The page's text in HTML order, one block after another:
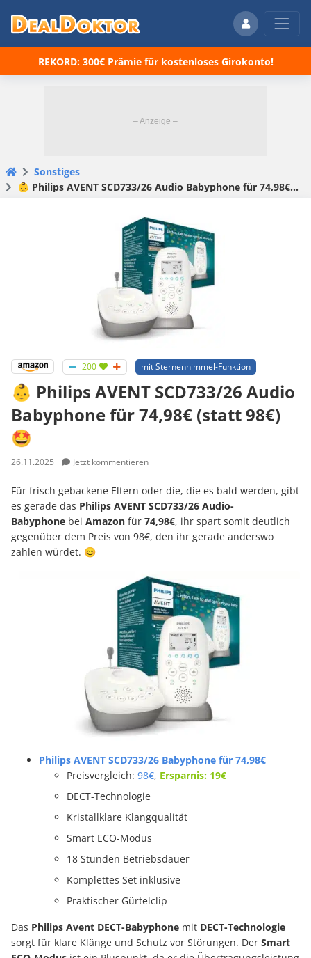
REKORD: 300€ Prämie für kostenloses Girokonto!
Sonstiges
👶 Philips AVENT SCD733/26 Audio Babyphone für 74,98€ (statt 98€) 🤩
200 mit Sternenhimmel-Funktion
👶 Philips AVENT SCD733/26 Audio
Babyphone für 74,98€ (statt 98€)
🤩
26.11.2025 Jetzt kommentieren
Für frisch gebackene Eltern oder die, die es bald werden, gibt
es gerade das Philips AVENT SCD733/26 Audio-
Babyphone bei Amazon für 74,98€, ihr spart somit deutlich
gegenüber dem Preis von 98€, den ihr gerade anderswo
zahlen würdet. 😊
Philips AVENT SCD733/26 Babyphone für 74,98€
Preisvergleich: 98€, Ersparnis: 19€
DECT-Technologie
Kristallklare Klangqualität
Smart ECO-Modus
18 Stunden Betriebsdauer
Komplettes Set inklusive
Praktischer Gürtelclip
Das Philips Avent DECT-Babyphone mit DECT-Technologie
sorgt für klare Klänge und Schutz vor Störungen. Der Smart